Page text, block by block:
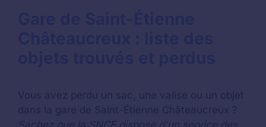
Vous avez perdu un sac, une valise ou un objet
dans la gare de Saint-Étienne Châteaucreux ?
Sachez que la SNCF dispose d'un service des